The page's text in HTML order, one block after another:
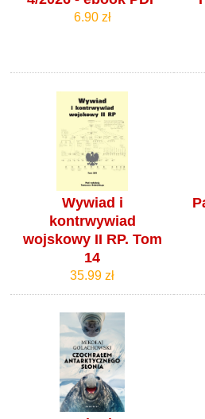
6.90 zł
Wywiad i
kontrwywiad
wojskowy II RP. Tom
14
35.99 zł